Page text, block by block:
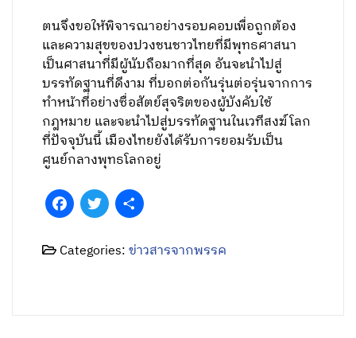
ตนจึงขอให้พิจารณาอย่างรอบคอบเพื่อถูกต้อง
และความสุขของปวงชนชาวไทยที่มีพุทธศาสนา
เป็นศาสนาที่มีผู้นับถือมากที่สุด อันจะนำไปสู่
บรรทัดฐานที่ดีงาม ที่บอกต่อกันรุ่นต่อรุ่นจากการ
ทำหน้าที่อย่างซื่อสัตย์สุจริตของผู้บังคับใช้
กฎหมาย และจะนำไปสู่บรรทัดฐานในเวทีสงฆ์โลก
ที่ปัจจุบันนี้ เมืองไทยยังได้รับการยอมรับเป็น
ศูนย์กลางพุทธโลกอยู่
FacebookTwitter
Categories:ข่าวสารจากพรรค